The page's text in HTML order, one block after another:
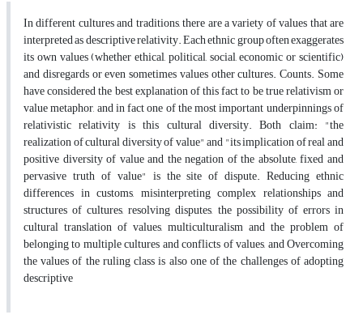
In different cultures and traditions, there are a variety of values ​​that are
interpreted as descriptive relativity. Each ethnic group often exaggerates
its own values ​​(whether ethical, political, social, economic or scientific)
and disregards or even sometimes values ​​other cultures. Counts. Some
have considered the best explanation of this fact to be true relativism or
value metaphor, and in fact one of the most important underpinnings of
relativistic relativity is this cultural diversity. Both claim: "the
realization of cultural diversity of value" and "its implication of real and
positive diversity of value and the negation of the absolute, fixed and
pervasive truth of value" is the site of dispute. Reducing ethnic
differences in customs, misinterpreting complex relationships and
structures of cultures, resolving disputes, the possibility of errors in
cultural translation of values, multiculturalism and the problem of
belonging to multiple cultures and conflicts of values, and Overcoming
the values ​​of the ruling class is also one of the challenges of adopting
descriptive